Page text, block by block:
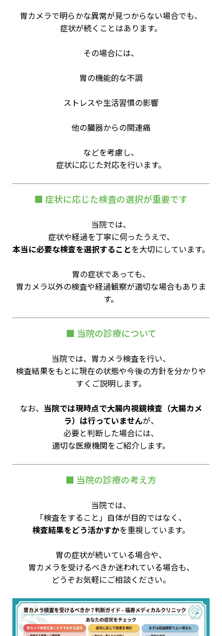
胃カメラで明らかな異常が見つからない場合でも、
症状が続くことはあります。
その場合には、
胃の機能的な不調
ストレスや生活習慣の影響
他の臓器からの関連痛
などを考慮し、
症状に応じた対応を行います。
■ 症状に応じた検査の選択が重要です
当院では、
症状や経過を丁寧に伺ったうえで、
本当に必要な検査を選択することを大切にしています。
胃の症状であっても、
胃カメラ以外の検査や経過観察が適切な場合もありま
す。
■ 当院の診療について
当院では、胃カメラ検査を行い、
検査結果をもとに現在の状態や今後の方針を分かりや
すくご説明します。
なお、 当院では現時点で大腸内視鏡検査（大腸カメ
ラ）は行っていませんが、
必要と判断した場合には、
適切な医療機関をご紹介します。
■ 当院の診療の考え方
当院では、
「検査をすること」自体が目的ではなく、
検査結果をどう活かすかを重視しています。
胃の症状が続いている場合や、
胃カメラを受けるべきか迷われている場合も、
どうぞお気軽にご相談ください。